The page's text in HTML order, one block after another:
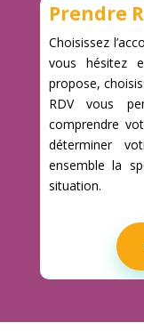
Prendre
Choisissez
vous hésitez
propose,
RDV vous
comprendre
déterminer
ensemble la
situation.